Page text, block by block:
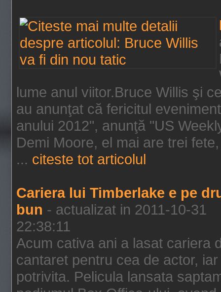
lume anul viitor.Bruce Willis şi
au anunţat că fericitul
anului 2012", anunţă "US
Demi Moore, el mai are trei
... citeste tot articolul
Cariera lui Timberlake e pe
bun - actualizat in 2011-10-31
22:38:11
Acum cativa ani a lasat cariera
cantaret pentru cea de actor,
potrivita. Pelicula lansata